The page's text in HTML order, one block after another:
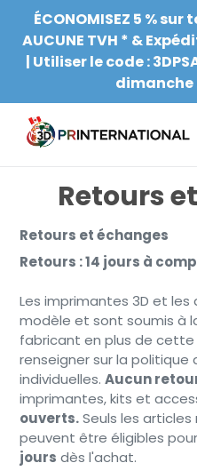
contenu
ÉCONOMISEZ 5 %
AUCUNE TVH * &
| Utiliser le code :
dimanche
Retours
Retours et échanges
Retours : 14 jours à
Les imprimantes 3D et
modèle et sont soumis à
fabricant en plus de cette
renseigner sur la
individuelles. Aucun
imprimantes, kits et
ouverts.Seuls les
peuvent être éligibles
jours dès l'achat.